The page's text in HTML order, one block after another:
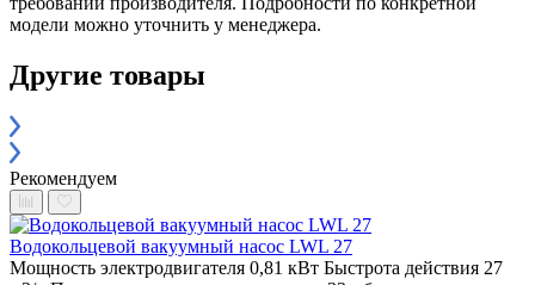
модели можно уточнить у менеджера.
Другие товары
Рекомендуем
Водокольцевой вакуумный насос LWL 27
Мощность электродвигателя 0,81 кВт Быстрота действия 27